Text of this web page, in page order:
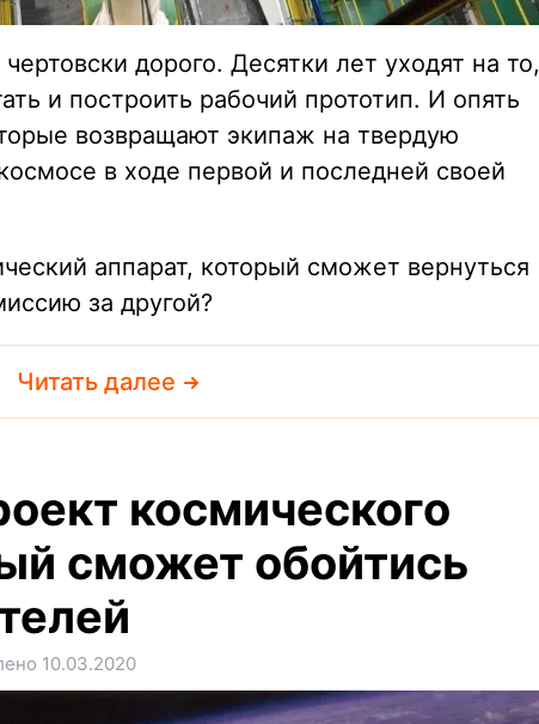
дорого. Десятки лет уходят на то,
и построить рабочий прототип. И опять
возвращают экипаж на твердую
в ходе первой и последней своей
аппарат, который сможет вернуться
за другой?
Читать далее
космического
сможет обойтись
10.03.2020